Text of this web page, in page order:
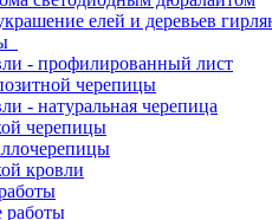
елей и деревьев
- профилированный лист
черепицы
- натуральная черепица
черепицы
кровли
работы